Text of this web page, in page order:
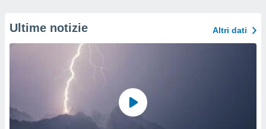
Ultime notizie Altri dati